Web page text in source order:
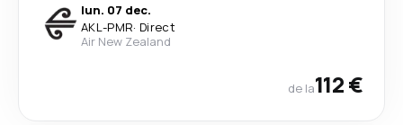
lun. 07 dec.
AKL-PMR· Direct
Air New Zealand
de la112 €